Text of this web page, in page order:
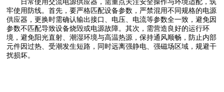
日常使用交流电源供应器，需重点关注安全操作与环境适配，筑
牢使用防线。首先，要严格匹配设备参数，严禁混用不同规格的电源
供应器，更换时需确认输出接口、电压、电流等参数全一致，避免因
参数不匹配导致设备烧毁或电源故障。其次，需营造良好的运行环
境，避免阳光直射、潮湿环境与高温热源，保持通风顺畅，防止内部
元件因过热、受潮发生短路，同时远离强静电、强磁场区域，规避干
扰损坏。